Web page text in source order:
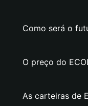
Como será o
O preço do
As carteiras de